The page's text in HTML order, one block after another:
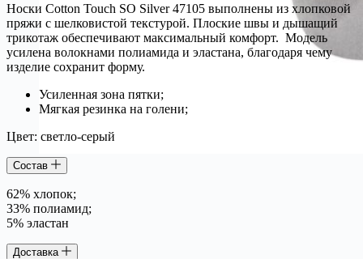
Носки Cotton Touch SO Silver 47105 выполнены из хлопковой
пряжи с шелковистой текстурой. Плоские швы и дышащий
трикотаж обеспечивают максимальный комфорт. Модель
усилена волокнами полиамида и эластана, благодаря чему
изделие сохранит форму.
Усиленная зона пятки;
Мягкая резинка на голени;
Цвет: светло-серый
Состав
62% хлопок;
33% полиамид;
5% эластан
Доставка